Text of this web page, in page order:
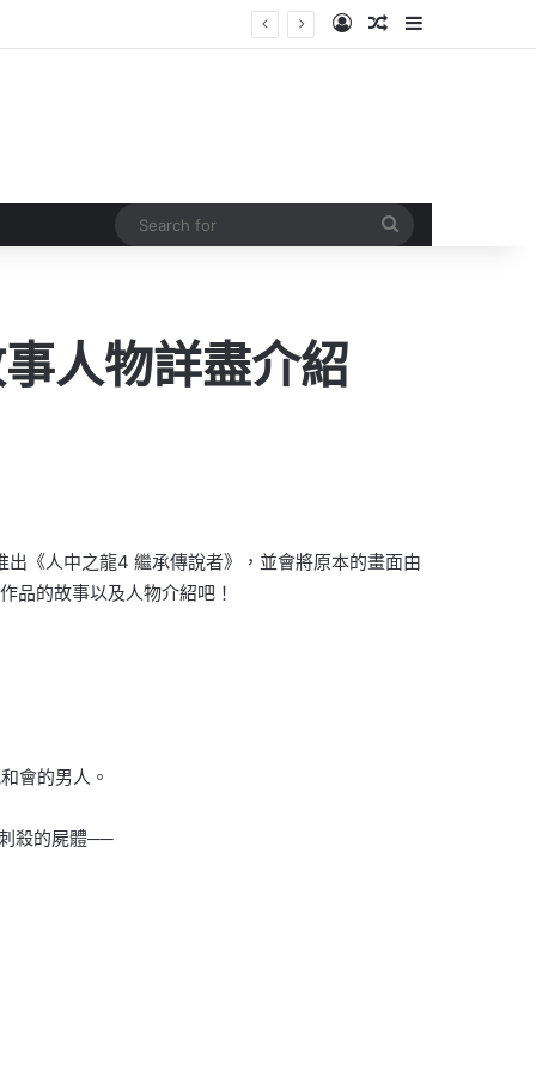
Log InRandom Article
Sidebar
人物詳盡介紹
《人中之龍4 繼承傳說者》，並會將原本的畫面由
品的故事以及人物介紹吧！
會的男人。
殺的屍體──